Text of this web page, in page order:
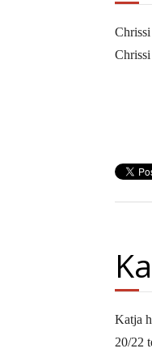
Katja
20/22